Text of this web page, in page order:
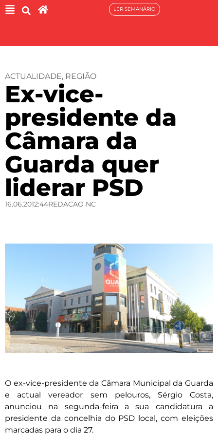
LER SEMANÁRIO
ACTUALIDADE, REGIÃO
Ex-vice-
presidente da
Câmara da
Guarda quer
liderar PSD
16.06.2012:44REDACAO NC
O ex-vice-presidente da Câmara Municipal da Guarda
e actual vereador sem pelouros, Sérgio Costa,
anunciou na segunda-feira a sua candidatura a
presidente da concelhia do PSD local, com eleições
marcadas para o dia 27.